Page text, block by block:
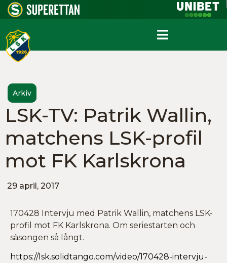
Arkiv
LSK-TV: Patrik Wallin,
matchens LSK-profil
mot FK Karlskrona
29 april, 2017
170428 Intervju med Patrik Wallin, matchens LSK-
profil mot FK Karlskrona. Om seriestarten och
säsongen så långt.
https://lsk.solidtango.com/video/170428-intervju-